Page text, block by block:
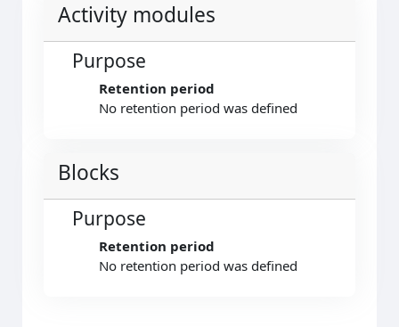
Activity modules
Purpose
Retention period
No retention period was defined
Blocks
Purpose
Retention period
No retention period was defined